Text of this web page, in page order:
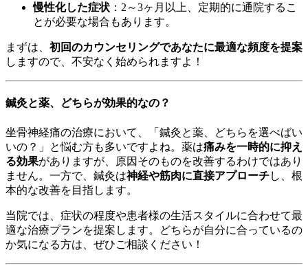
慢性化した症状 ：2～3ヶ月以上、定期的に通院するこ
とが必要な場合もあります。
まずは、 初回のカウンセリングであなたに最適な頻度を提案
しますので、不安なく始められますよ！
鍼灸と薬、どちらが効果的なの？
坐骨神経痛の治療において、「鍼灸と薬、どちらを選べばい
いの？」と悩む方も多いですよね。薬は痛みを一時的に抑え
る効果がありますが、原因そのものを改善するわけではあり
ません。一方で、鍼灸は神経や筋肉に直接アプローチし、根
本的な改善を目指します。
当院では、症状の程度や患者様の生活スタイルに合わせて最
適な治療プランを提案します。どちらが自分に合っているの
か気になる方は、ぜひご相談ください！